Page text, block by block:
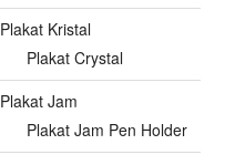
Plakat Kristal
Plakat Crystal
Plakat Jam
Plakat Jam Pen Holder